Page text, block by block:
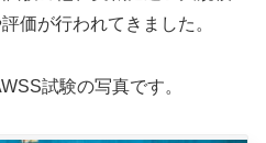
価が行われてきました。
試験の写真です。